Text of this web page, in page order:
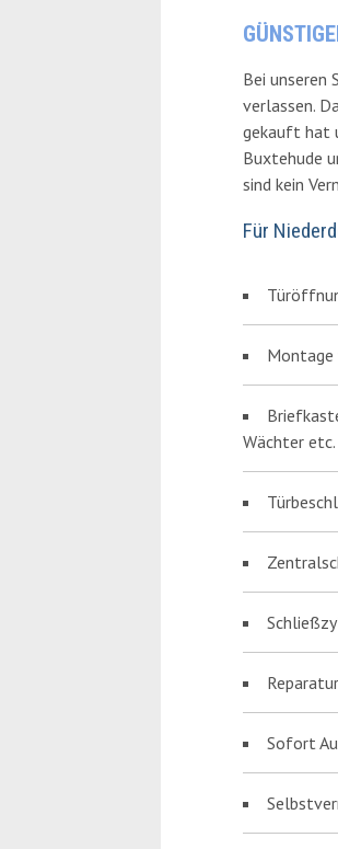
Bei unseren
verlassen.
gekauft hat
Buxtehude
sind kein
Für
Montage
Wächter etc.
Sofort